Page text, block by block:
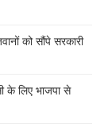
को सौंपे सरकारी
के लिए भाजपा से